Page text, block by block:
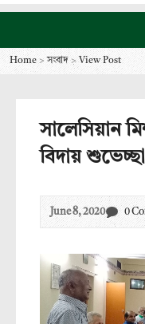
Home > সংবাদ >View Post
সালেসিয়ান
বিদায় শুভেচ্ছা
June 8, 2020 0